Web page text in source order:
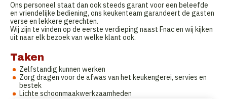
Ons personeel staat dan ook steeds garant voor een beleefde
en vriendelijke bediening, ons keukenteam garandeert de gasten
verse en lekkere gerechten.
Wij zijn te vinden op de eerste verdieping naast Fnac en wij kijken
uit naar elk bezoek van welke klant ook.
Taken
Zelfstandig kunnen werken
Zorg dragen voor de afwas van het keukengerei, servies en
bestek
Lichte schoonmaakwerkzaamheden